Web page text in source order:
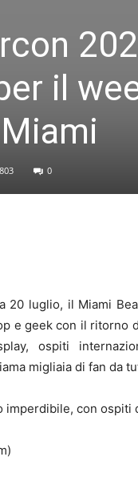
il
803 0
20 luglio, il Miami
e geek con il ritorno
ospiti
migliaia di fan da
imperdibile, con ospiti